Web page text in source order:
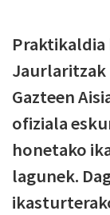
Gazteen
ofiziala
honetako
lagunek.